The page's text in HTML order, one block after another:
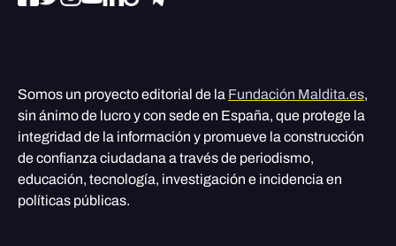
Somos un proyecto editorial de la Fundación Maldita.es,
sin ánimo de lucro y con sede en España, que protege la
integridad de la información y promueve la construcción
de confianza ciudadana a través de periodismo,
educación, tecnología, investigación e incidencia en
políticas públicas.